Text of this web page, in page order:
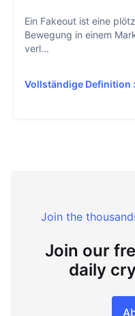
Ein Fakeout ist eine
Bewegung in einem
verl...
Vollständige Definition
Join the
Join our
daily